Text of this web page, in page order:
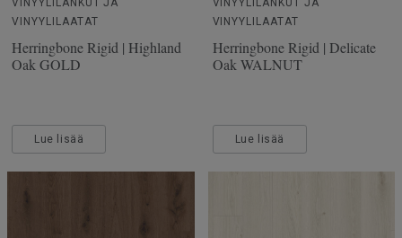
VINYYLILANKUT JA
VINYYLILAATAT
Herringbone Rigid | Highland
Oak GOLD
Lue lisää
VINYYLILANKUT JA
VINYYLILAATAT
Herringbone Rigid | Delicate
Oak WALNUT
Lue lisää